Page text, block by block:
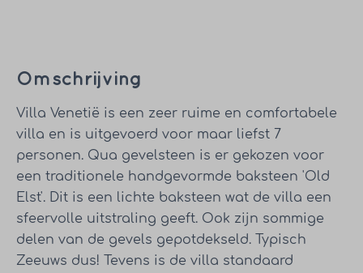
Omschrijving
Villa Venetië is een zeer ruime en comfortabele
villa en is uitgevoerd voor maar liefst 7
personen. Qua gevelsteen is er gekozen voor
een traditionele handgevormde baksteen 'Old
Elst'. Dit is een lichte baksteen wat de villa een
sfeervolle uitstraling geeft. Ook zijn sommige
delen van de gevels gepotdekseld. Typisch
Zeeuws dus! Tevens is de villa standaard